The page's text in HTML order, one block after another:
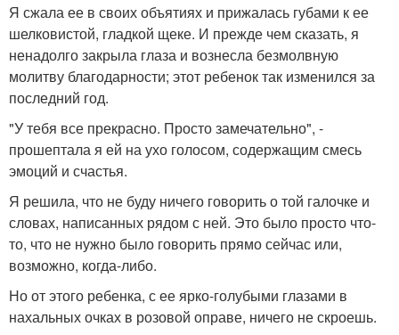
Я сжала ее в своих объятиях и прижалась губами к ее
шелковистой, гладкой щеке. И прежде чем сказать, я
ненадолго закрыла глаза и вознесла безмолвную
молитву благодарности; этот ребенок так изменился за
последний год.
"У тебя все прекрасно. Просто замечательно", -
прошептала я ей на ухо голосом, содержащим смесь
эмоций и счастья.
Я решила, что не буду ничего говорить о той галочке и
словах, написанных рядом с ней. Это было просто что-
то, что не нужно было говорить прямо сейчас или,
возможно, когда-либо.
Но от этого ребенка, с ее ярко-голубыми глазами в
нахальных очках в розовой оправе, ничего не скроешь.